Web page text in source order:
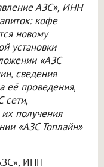
АЗС», ИНН
кофе
новому
установки
«АЗС
сведения
её проведения,
сети,
получения
«АЗС Топлайн»
, ИНН